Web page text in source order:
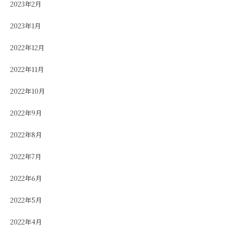
2023年2月
2023年1月
2022年12月
2022年11月
2022年10月
2022年9月
2022年8月
2022年7月
2022年6月
2022年5月
2022年4月